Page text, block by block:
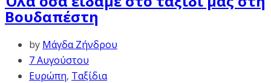
Βουδαπέστη
by Μάγδα Ζήνδρου
7 Αυγούστου
Ευρώπη, Ταξίδια